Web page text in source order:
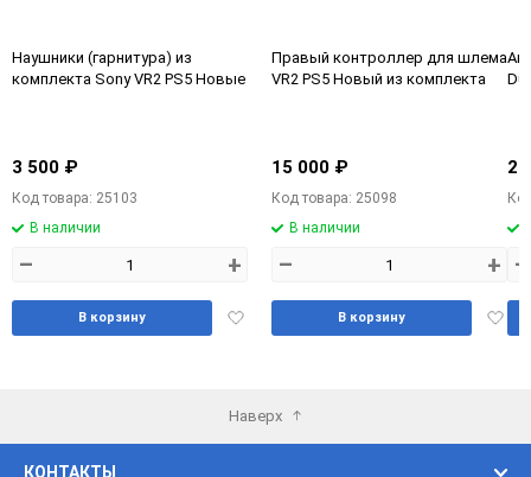
Наушники (гарнитура) из
комплекта Sony VR2 PS5 Новые
3 500 ₽
Код товара: 25103
В наличии
– +
Добавить
В корзину
Правый контроллер для шлема
VR2 PS5 Новый из комплекта
15 000 ₽
Код товара: 25098
В наличии
– +
В корзину
2
–
Наверх
КОНТАКТЫ